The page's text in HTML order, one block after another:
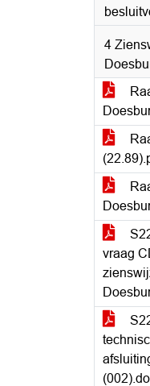
4
vraag